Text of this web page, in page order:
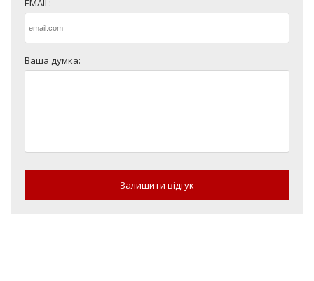
EMAIL:
Ваша думка:
Залишити відгук